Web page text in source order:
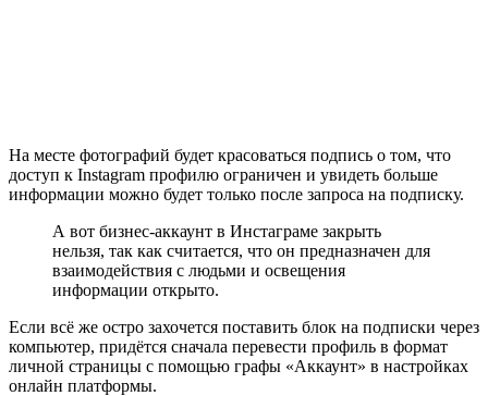
На месте фотографий будет красоваться подпись о том, что
доступ к Instagram профилю ограничен и увидеть больше
информации можно будет только после запроса на подписку.
А вот бизнес-аккаунт в Инстаграме закрыть
нельзя, так как считается, что он предназначен для
взаимодействия с людьми и освещения
информации открыто.
Если всё же остро захочется поставить блок на подписки через
компьютер, придётся сначала перевести профиль в формат
личной страницы с помощью графы «Аккаунт» в настройках
онлайн платформы.